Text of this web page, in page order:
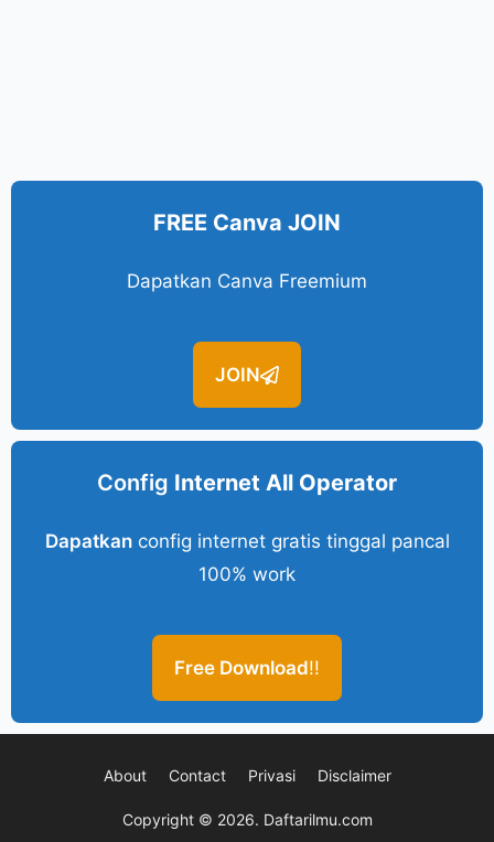
FREE Canva JOIN
Dapatkan Canva Freemium
JOIN
Config Internet All Operator
Dapatkanconfig internet gratis tinggal pancal
100% work
Free Download!!
About Contact Privasi Disclaimer
Copyright © 2026. Daftarilmu.com